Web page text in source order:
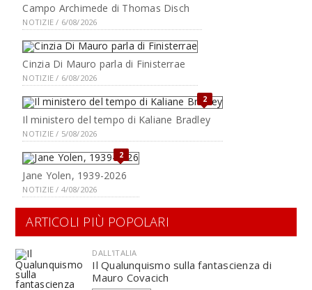
Campo Archimede di Thomas Disch
NOTIZIE / 6/08/2026
Cinzia Di Mauro parla di Finisterrae
NOTIZIE / 6/08/2026
2
Il ministero del tempo di Kaliane Bradley
NOTIZIE / 5/08/2026
2
Jane Yolen, 1939-2026
NOTIZIE / 4/08/2026
ARTICOLI PIÙ POPOLARI
DALL'ITALIA
Il Qualunquismo sulla fantascienza di
Mauro Covacich